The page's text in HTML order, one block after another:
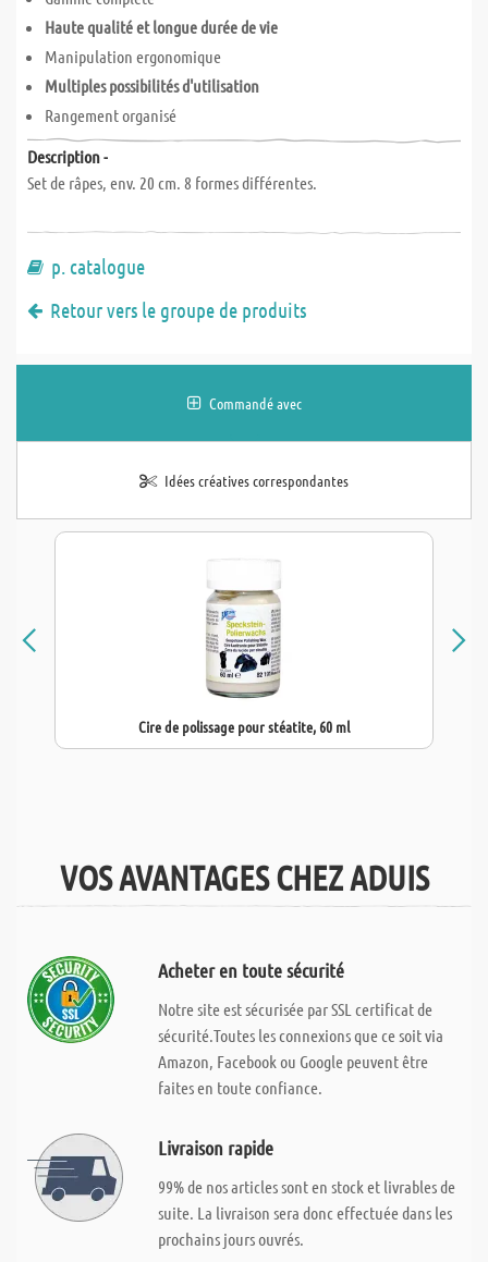
Haute qualité et longue durée de vie
Manipulation ergonomique
Multiples possibilités d'utilisation
Rangement organisé
Description -
Set de râpes, env. 20 cm. 8 formes différentes.
p. catalogue
Retour vers le groupe de produits
Commandé avec
Idées créatives correspondantes
Cire de polissage pour stéatite, 60 ml
VOS AVANTAGES CHEZ ADUIS
Acheter en toute sécurité
Notre site est sécurisée par SSL certificat de
sécurité.Toutes les connexions que ce soit via
Amazon, Facebook ou Google peuvent être
faites en toute confiance.
Livraison rapide
99% de nos articles sont en stock et livrables de
suite. La livraison sera donc effectuée dans les
prochains jours ouvrés.